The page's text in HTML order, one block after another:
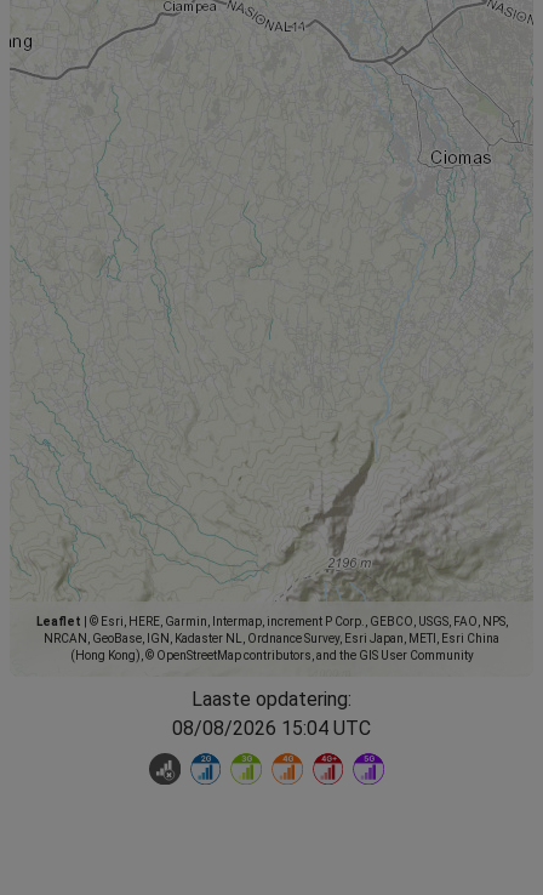
Leaflet
© Esri, HERE, Garmin, Intermap, increment P Corp., GEBCO, USGS, FAO, NPS,
NRCAN, GeoBase, IGN, Kadaster NL, Ordnance Survey, Esri Japan, METI, Esri China
(Hong Kong), © OpenStreetMap contributors, and the GIS User Community
Laaste opdatering:
08/08/2026 15:04 UTC